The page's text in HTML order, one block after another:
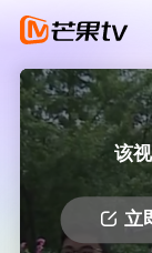
该
立